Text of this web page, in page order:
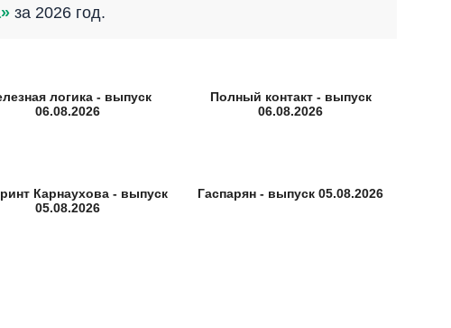
за 2026 год.
логика - выпуск
06.08.2026
Полный контакт - выпуск
06.08.2026
Карнаухова - выпуск
05.08.2026
Гаспарян - выпуск 05.08.2026